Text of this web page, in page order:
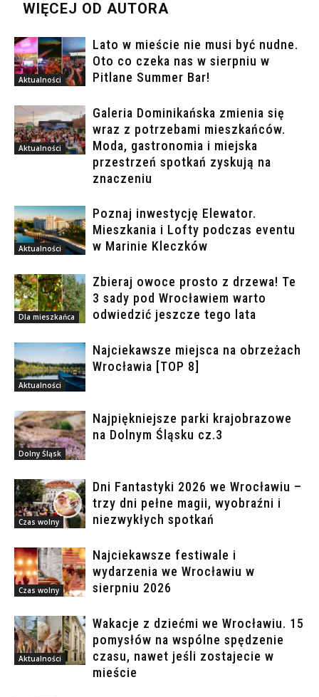
WIĘCEJ OD AUTORA
Aktualności
Lato w mieście nie musi być nudne.
Oto co czeka nas w sierpniu w
Pitlane Summer Bar!
Aktualności
Galeria Dominikańska zmienia się
wraz z potrzebami mieszkańców.
Moda, gastronomia i miejska
przestrzeń spotkań zyskują na
znaczeniu
Aktualności
Poznaj inwestycję Elewator.
Mieszkania i Lofty podczas eventu
w Marinie Kleczków
Dla mieszkańca
Zbieraj owoce prosto z drzewa! Te
3 sady pod Wrocławiem warto
odwiedzić jeszcze tego lata
Aktualności
Najciekawsze miejsca na obrzeżach
Wrocławia [TOP 8]
Dolny Śląsk
Najpiękniejsze parki krajobrazowe
na Dolnym Śląsku cz.3
Czas wolny
Dni Fantastyki 2026 we Wrocławiu –
trzy dni pełne magii, wyobraźni i
niezwykłych spotkań
Czas wolny
Najciekawsze festiwale i
wydarzenia we Wrocławiu w
sierpniu 2026
Aktualności
Wakacje z dziećmi we Wrocławiu. 15
pomysłów na wspólne spędzenie
czasu, nawet jeśli zostajecie w
mieście